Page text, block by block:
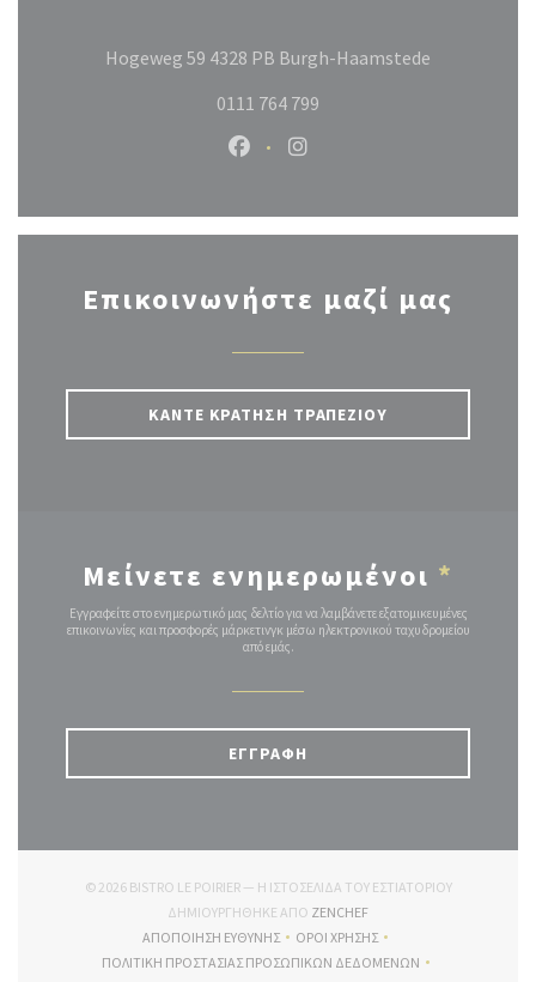
Hogeweg 59 4328 PB Burgh-Haamstede
0111 764 799
Facebook ((ανοίγει σε νέο
Instagram ((ανοίγει σε
Επικοινωνήστε μαζί μας
ΚΆΝΤΕ ΚΡΆΤΗΣΗ ΤΡΑΠΕΖΙΟΎ
Μείνετε ενημερωμένοι *
Εγγραφείτε στο ενημερωτικό μας δελτίο για να λαμβάνετε εξατομικευμένες
επικοινωνίες και προσφορές μάρκετινγκ μέσω ηλεκτρονικού ταχυδρομείου
από εμάς.
ΕΓΓΡΑΦΉ
© 2026 BISTRO LE POIRIER — Η ΙΣΤΟΣΕΛΊΔΑ ΤΟΥ ΕΣΤΙΑΤΟΡΊΟΥ
ΔΗΜΙΟΥΡΓΉΘΗΚΕ ΑΠΌ ZENCHEF((ΑΝΟΊΓΕΙ ΣΕ ΝΈΟ
ΑΠΟΠΟΊΗΣΗ ΕΥΘΎΝΗΣ
((ΑΝΟΊΓΕΙ ΣΕ ΝΈΟ ΠΑΡΆΘΥΡΟ))
ΌΡΟΙ ΧΡΉΣΗΣ
((ΑΝΟΊΓΕΙ ΣΕ ΝΈΟ ΠΑΡΆΘΥΡΟ))
ΠΟΛΙΤΙΚΉ ΠΡΟΣΤΑΣΊΑΣ ΠΡΟΣΩΠΙΚΏΝ ΔΕΔΟΜΈΝΩΝ
((ΑΝΟΊΓΕΙ ΣΕ ΝΈΟ ΠΑΡΆΘΥΡΟ))